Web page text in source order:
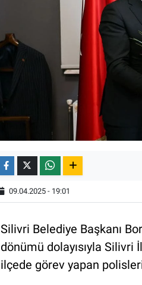
09.04.2025 - 19:01
Silivri Belediye Başkanı
dönümü dolayısıyla Silivri
ilçede görev yapan